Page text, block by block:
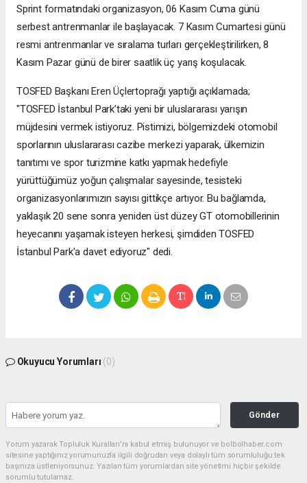
Sprint formatındaki organizasyon, 06 Kasım Cuma günü
serbest antrenmanlar ile başlayacak. 7 Kasım Cumartesi günü
resmi antrenmanlar ve sıralama turları gerçekleştirilirken, 8
Kasım Pazar günü de birer saatlik üç yarış koşulacak.
TOSFED Başkanı Eren Üçlertoprağı yaptığı açıklamada;
"TOSFED İstanbul Park’taki yeni bir uluslararası yarışın
müjdesini vermek istiyoruz. Pistimizi, bölgemizdeki otomobil
sporlarının uluslararası cazibe merkezi yaparak, ülkemizin
tanıtımı ve spor turizmine katkı yapmak hedefiyle
yürüttüğümüz yoğun çalışmalar sayesinde, tesisteki
organizasyonlarımızın sayısı gittikçe artıyor. Bu bağlamda,
yaklaşık 20 sene sonra yeniden üst düzey GT otomobillerinin
heyecanını yaşamak isteyen herkesi, şimdiden TOSFED
İstanbul Park'a davet ediyoruz" dedi.
Okuyucu Yorumları (0)
Gönder
Yorum yazarak Topluluk Kuralları’nı kabul etmiş bulunuyor ve bolbolhaber.com
sitesine yaptığınız yorumunuzla ilgili doğrudan veya dolaylı tüm sorumluluğu tek
başınıza üstleniyorsunuz. Yazılan tüm yorumlardan site yönetimi hiçbir şekilde
sorumlu tutulamaz.